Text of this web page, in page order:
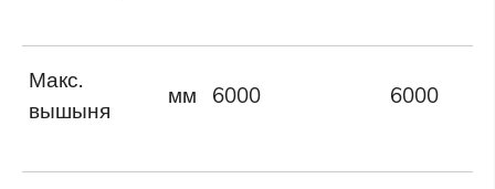
Макс.
вышыня
мм 6000 6000